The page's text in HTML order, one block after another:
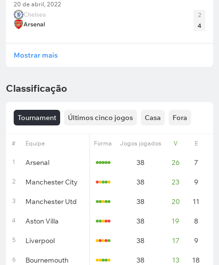
20 de abril, 2022
Chelsea
Arsenal
2
4
Mostrar mais
Classificação
Tournament Últimos cinco jogos Casa Fora
# Equipe Forma Jogos jogados V E
1 Arsenal 38 26 7
2 Manchester City 38 23 9
3 Manchester Utd 38 20 11
4 Aston Villa 38 19 8
5 Liverpool 38 17 9
6 Bournemouth 38 13 18